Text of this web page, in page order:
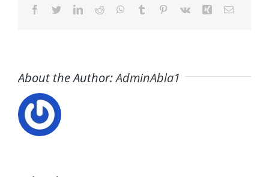
Facebook
TwitterLinkedIn
Reddit WhatsApp
Tumblr Pinterest
Vk Xing Email
About the Author:AdminAbla1